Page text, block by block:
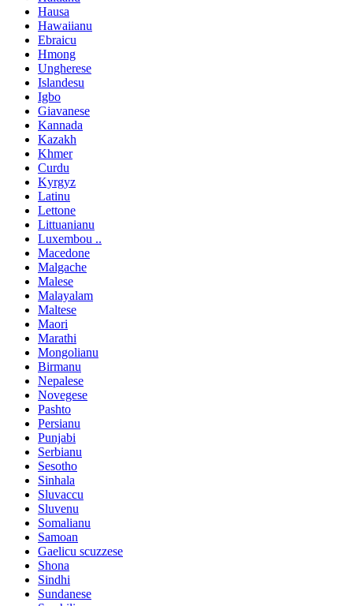
Hausa
Hawaiianu
Ebraicu
Hmong
Ungherese
Islandesu
Igbo
Giavanese
Kannada
Kazakh
Khmer
Curdu
Kyrgyz
Latinu
Lettone
Littuanianu
Luxembou ..
Macedone
Malgache
Malese
Malayalam
Maltese
Maori
Marathi
Mongolianu
Birmanu
Nepalese
Novegese
Pashto
Persianu
Punjabi
Serbianu
Sesotho
Sinhala
Sluvaccu
Sluvenu
Somalianu
Samoan
Gaelicu scuzzese
Shona
Sindhi
Sundanese